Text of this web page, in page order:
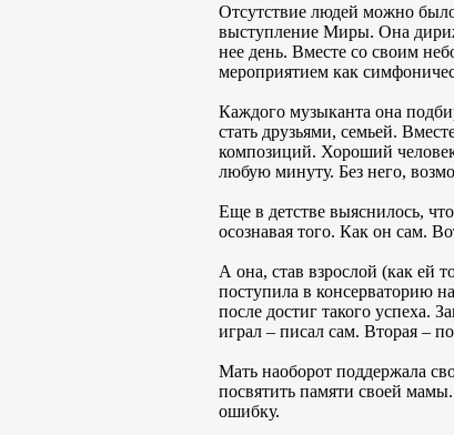
Отсутствие людей можно
выступление Миры. Она
нее день. Вместе со своим
мероприятием как
Каждого музыканта она
стать друзьями, семьей.
композиций. Хороший
любую минуту. Без него,
Еще в детстве выяснилось,
осознавая того. Как он сам.
А она, став взрослой (как ей
поступила в консерваторию
после достиг такого успеха.
играл – писал сам. Вторая –
Мать наоборот поддержала
посвятить памяти своей
ошибку.